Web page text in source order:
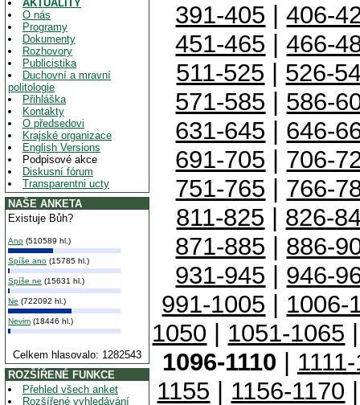
AKTUALITY
O nás
Programy
Dokumenty
Rozhovory
Publicistika
Duchovní a mravní
politologie
Přihláška
Kontakty
O předsedovi
Krajské organizace
English Versions
Podpisové akce
Diskusní fórum
Transparentni ucty
NAŠE ANKETA
Existuje Bůh?
Ano (510589 hl.)
Spíše ano (15785 hl.)
Spíše ne (15631 hl.)
Ne (722092 hl.)
Nevim (18446 hl.)
Celkem hlasovalo: 1282543
ROZŠÍŘENÉ FUNKCE
Přehled všech anket
Rozšířené vyhledávání
391-405 |406-
451-465 |466-
511-525
526-
571-585
586-
631-645
646-
691-705
706-
751-765
766-
811-825
826-
871-885
886-
931-945
946-
991-1005
1006-
1050
1051-1065
1096-1110
1155
1156-1170